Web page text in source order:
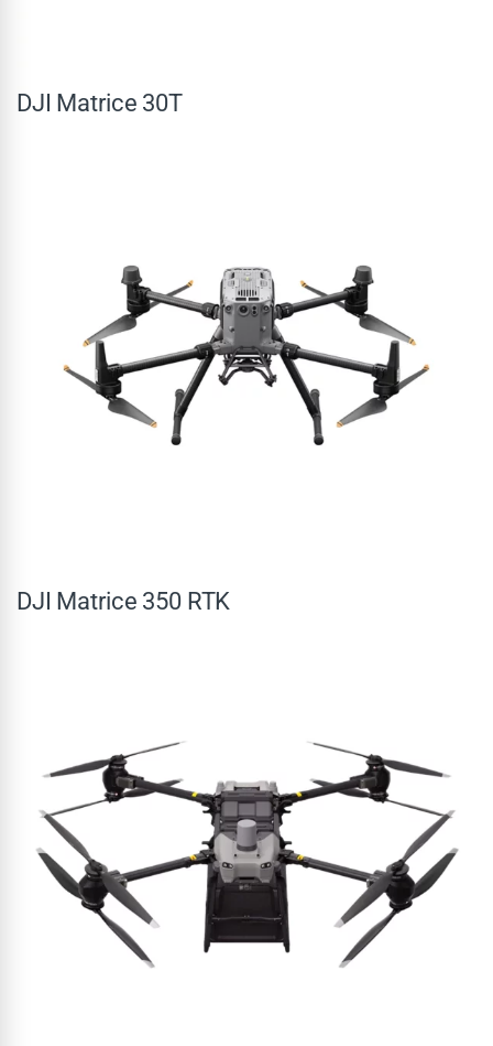
DJI Matrice 30T
DJI Matrice 350 RTK